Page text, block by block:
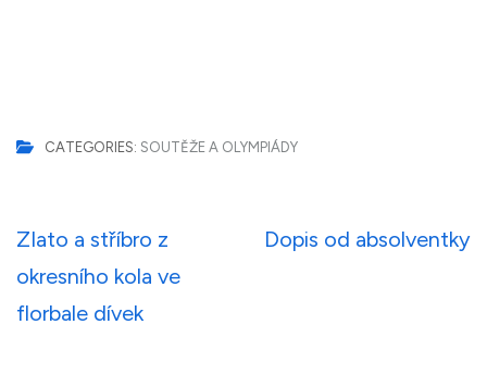
CATEGORIES: SOUTĚŽE A OLYMPIÁDY
Navigace
pro
příspěvek
ZIato a stříbro z
okresního kola ve
florbale dívek
Dopis od absolventky